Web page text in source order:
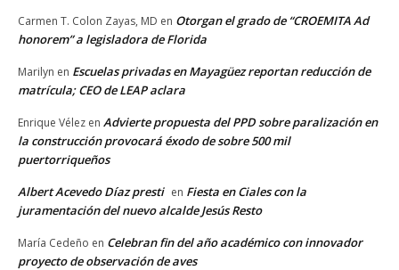
Carmen T. Colon Zayas, MD en Otorgan el grado de “CROEMITA Ad
honorem” a legisladora de Florida
Marilyn en Escuelas privadas en Mayagüez reportan reducción de
matrícula; CEO de LEAP aclara
Enrique Vélez en Advierte propuesta del PPD sobre paralización en
la construcción provocará éxodo de sobre 500 mil
puertorriqueños
Albert Acevedo Díaz presti en Fiesta en Ciales con la
juramentación del nuevo alcalde Jesús Resto
María Cedeño en Celebran fin del año académico con innovador
proyecto de observación de aves